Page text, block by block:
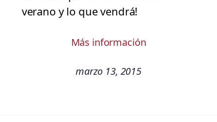
verano y lo que vendrá!
Más información
marzo 13, 2015